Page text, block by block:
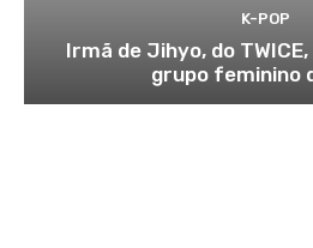
K-POP
Irmã de Jihyo, do
grupo feminino